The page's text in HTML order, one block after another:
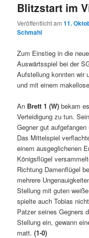
Blitzstart im
Veröffentlicht am11.
Schmahl
Zum Einstieg in die
Auswärtsspiel bei der
Aufstellung konnten wir
und mit einem
An Brett 1 (W) bekam
Verteidigung zu tun.
Gegner gut
Das Mittelspiel
einem ausgeglichenen
Königsflügel
Richtung Damenflügel
mehrere
Stellung mit guten
spielte auch Tobias
Patzer seines Gegners
Stellung ein, gewann
matt.(1-0)